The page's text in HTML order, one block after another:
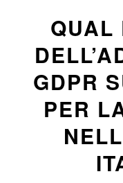
QUAL
GDPR
PER